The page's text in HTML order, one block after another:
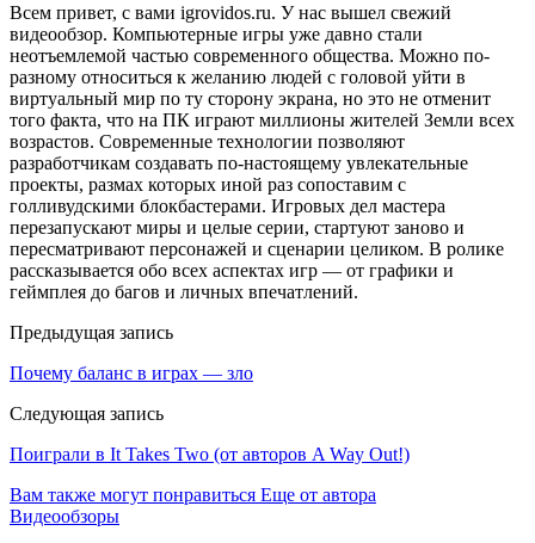
Всем привет, с вами igrovidos.ru. У нас вышел свежий
видеообзор. Компьютерные игры уже давно стали
неотъемлемой частью современного общества. Можно по-
разному относиться к желанию людей с головой уйти в
виртуальный мир по ту сторону экрана, но это не отменит
того факта, что на ПК играют миллионы жителей Земли всех
возрастов. Современные технологии позволяют
разработчикам создавать по-настоящему увлекательные
проекты, размах которых иной раз сопоставим с
голливудскими блокбастерами. Игровых дел мастера
перезапускают миры и целые серии, стартуют заново и
пересматривают персонажей и сценарии целиком. В ролике
рассказывается обо всех аспектах игр — от графики и
геймплея до багов и личных впечатлений.
Предыдущая запись
Почему баланс в играх — зло
Следующая запись
Поиграли в It Takes Two (от авторов A Way Out!)
Вам также могут понравиться Еще от автора
Видеообзоры